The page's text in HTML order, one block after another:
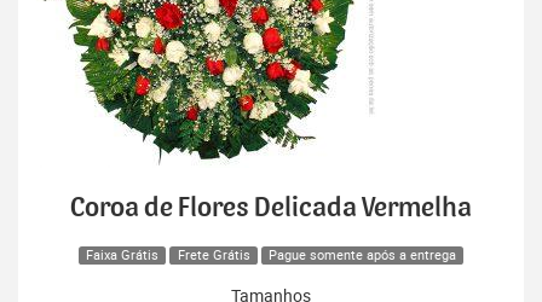
Coroa de Flores Delicada Vermelha
Faixa Grátis Frete Grátis Pague somente após a entrega
Tamanhos